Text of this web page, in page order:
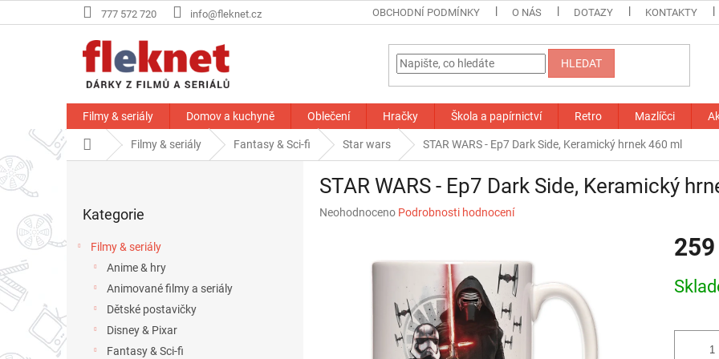
na
777 572 720 info@fleknet.cz OBCHODNÍ PODMÍNKY O NÁS DOTAZY KONTAKTY
HLEDAT
Filmy & seriály Domov a kuchyně Oblečení Hračky Škola a papírnictví Retro Mazlíčci
Domů Filmy & seriály Fantasy & Sci-fi Star wars STAR WARS - Ep7 Dark Side, Keramický hrnek 460 ml
r
p
a
kategorie
Kategorie
Filmy & seriály
Anime & hry
Animované filmy a seriály
Dětské postavičky
Disney & Pixar
Fantasy & Sci-fi
STAR WARS - Ep7 Dark Side, Keramický
Průměrné
Neohodnoceno Podrobnosti hodnocení
cena: